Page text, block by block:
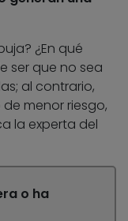
¿En qué
ser que no sea
al contrario,
menor riesgo,
la experta del
o ha